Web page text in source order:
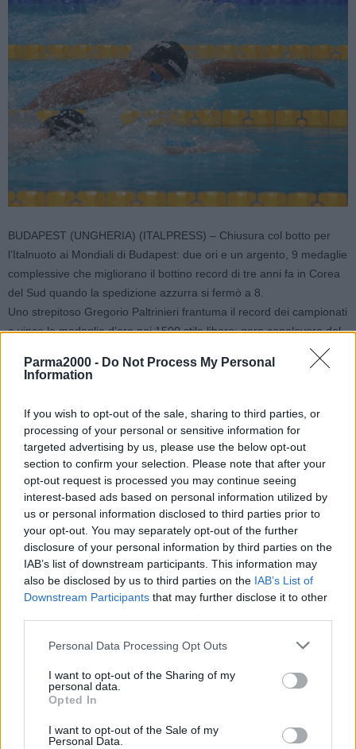
Parma2000 - Do Not Process My Personal
Information
If you wish to opt-out of the sale, sharing to third parties, or
processing of your personal or sensitive information for
targeted advertising by us, please use the below opt-out
section to confirm your selection. Please note that after your
opt-out request is processed you may continue seeing
interest-based ads based on personal information utilized by
us or personal information disclosed to third parties prior to
your opt-out. You may separately opt-out of the further
disclosure of your personal information by third parties on the
IAB’s list of downstream participants. This information may
also be disclosed by us to third parties on the IAB’s List of
Downstream Participants that may further disclose it to other
Personal Data Processing Opt Outs
I want to opt-out of the Sharing of my
personal data.
Opted In
I want to opt-out of the Sale of my
Personal Data.
BUDAPEST (UNGHERIA) (ITALPRESS) – Chiusura col botto per
l’Italnuoto ai Mondiali di Budapest: due ori e un argento, 9 medaglie
complessive che migliorano il bottino record di tre anni fa in Corea
del Sud quando la spedizione azzurra si fermò a 8.
Uno strepitoso Gregorio Paltrinieri frantuma il record dei campionati
e vince la medaglia d’oro nei 1500 stile libero: gara capolavoro del
27enne carpigiano che scappa via dall’inizio, semina gli avversari e
non si ferma più. Fino a 100 metri dal traguardo anche il record del
l’azzurro per un pelo non riesce a completare la straordinaria
impresa e ferma il cronometro dopo 14’32″80, che gli vale
comunque anche il primato europeo. Distanti l’americano Bobby
Finke (14’36″70) e il tedesco Florian Wellbrock (14’36″90),
medaglie d’argento e bronzo. “Sapevo che potevo fare bene e
vincere 2 ori in vasca – le parole a caldo di Super Greg – L’800 è
andato così e mi ha scocciato. Oggi ho pensato: piuttosto muoio
ma devo spingere e andare forte. Prima
della gara i miei amici mi hanno detto che ero quotato a 26. Ma
come si permettono? Queste sono le gare che mi piace fare, so di
poter gareggiare così. Volevo dimostrare che sono ancora qua”.
Paltrinieri è d’ispirazione per la 4X100 mista, che lo imita in tutto:
volano via sin dai primi 200 dove gli iridati di dorso e rana, Thomas
Ceccon e Nicolò Martinenghi, portano in dote un buon vantaggio.
Nella frazione a farfalla tocca a Federico Burdisso resistere
Miressi completa l’opera con lo stile libero. L’Italia tocca in 3’27″51